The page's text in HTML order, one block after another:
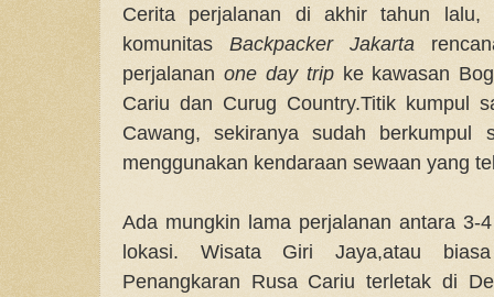
Cerita perjalanan di akhir tahun lalu,
komunitas Backpacker Jakarta
perjalanan one day tripke kawasan
Cariu dan Curug Country.Titik kumpul
Cawang, sekiranya sudah berkumpul
menggunakan kendaraan sewaan yang
Ada mungkin lama perjalanan antara 3-
lokasi. Wisata Giri Jaya,atau
Penangkaran Rusa Cariu terletak di